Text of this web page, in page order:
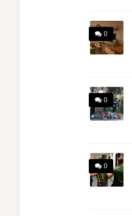
0
0
0